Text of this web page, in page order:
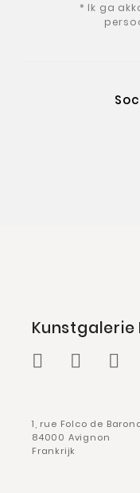
* Ik ga
Kunstgalerie
1, rue Folco de
84000 Avignon
Frankrijk